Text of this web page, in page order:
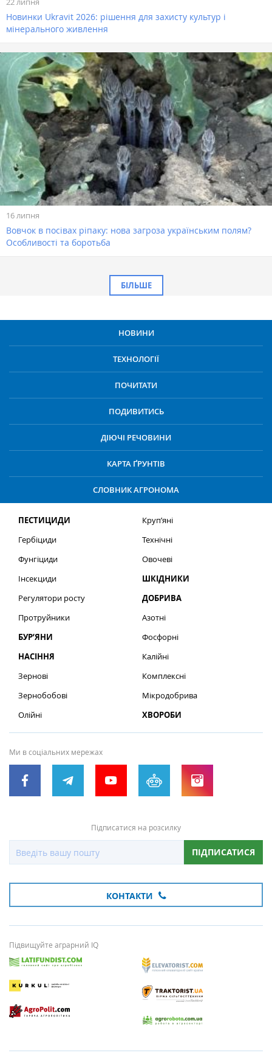
Новинки Ukravit 2026: рішення для захисту культур і
мінерального живлення
16 липня
Вовчок в посівах ріпаку: нова загроза українським полям?
Особливості та боротьба
БІЛЬШЕ
НОВИНИ
ТЕХНОЛОГІЇ
ПОЧИТАТИ
ПОДИВИТИСЬ
ДІЮЧІ РЕЧОВИНИ
КАРТА ҐРУНТІВ
СЛОВНИК АГРОНОМА
ПЕСТИЦИДИ
Гербіциди
Фунгіциди
Інсекциди
Регулятори росту
Протруйники
БУР’ЯНИ
НАСІННЯ
Зернові
Зернобобові
Олійні
Круп’яні
Технічні
Овочеві
ШКІДНИКИ
ДОБРИВА
Азотні
Фосфорні
Калійні
Комплексні
Мікродобрива
ХВОРОБИ
Ми в соціальних мережах
Підписатися на розсилку
ПІДПИСАТИСЯ
КОНТАКТИ
Підвищуйте аграрний IQ